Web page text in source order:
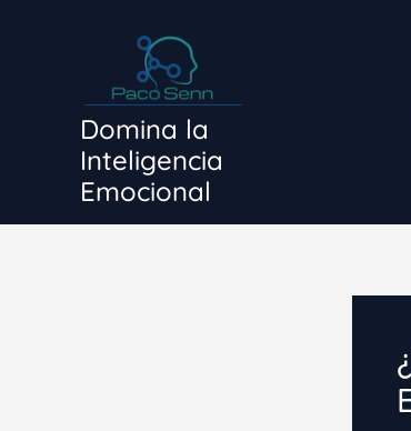
Domina la
Inteligencia
Emocional